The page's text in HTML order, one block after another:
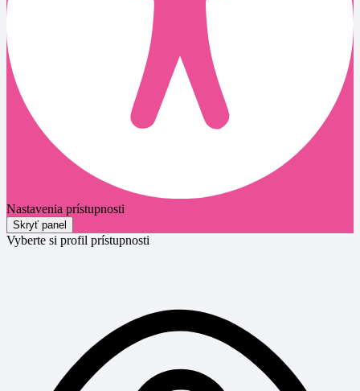
Nastavenia prístupnosti
Skryť panel
Vyberte si profil prístupnosti